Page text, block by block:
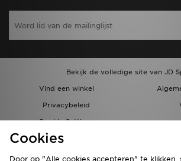
Bekijk de volledige site van JD
Vind een winkel
Privacybeleid
Cookie Settings
Bestellingen en Levering
Cookies
Door op "Alle cookies accepteren" te